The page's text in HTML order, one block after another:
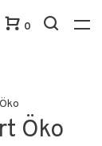
0
Öko
Öko